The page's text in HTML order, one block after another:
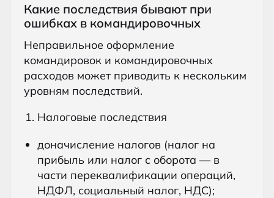
Какие последствия бывают при
ошибках в командировочных
Неправильное оформление
командировок и командировочных
расходов может приводить к нескольким
уровням последствий.
Налоговые последствия
доначисление налогов (налог на
прибыль или налог с оборота — в
части переквалификации операций,
НДФЛ, социальный налог, НДС);